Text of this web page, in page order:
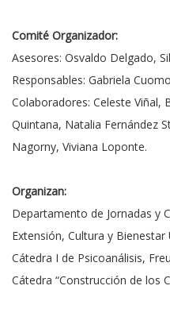
Comité Organizador:
Asesores: Osvaldo Delgado,
Responsables: Gabriela
Colaboradores: Celeste Viñal,
Quintana, Natalia Fernández
Nagorny, Viviana Loponte.
Organizan:
Departamento de Jornadas y
Extensión, Cultura y Bienestar
Cátedra I de Psicoanálisis,
Cátedra “Construcción de los